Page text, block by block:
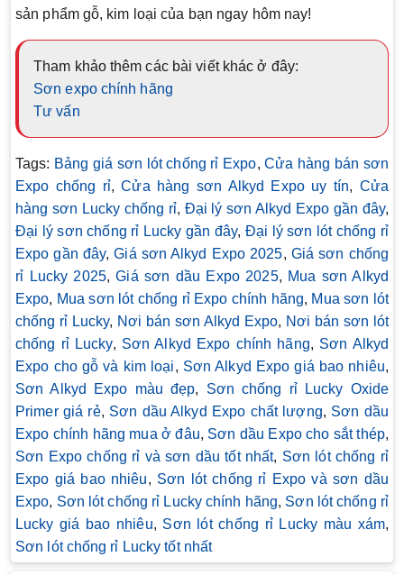
sản phẩm gỗ, kim loại của bạn ngay hôm nay!
Tham khảo thêm các bài viết khác ở đây:
Sơn expo chính hãng
Tư vấn
Tags: Bảng giá sơn lót chống rỉ Expo,Cửa hàng bán sơn
Expo chống rỉ,Cửa hàng sơn Alkyd Expo uy tín, Cửa
hàng sơn Lucky chống rỉ, Đại lý sơn Alkyd Expo gần đây,
Đại lý sơn chống rỉ Lucky gần đây, Đại lý sơn lót chống rỉ
Expo gần đây,Giá sơn Alkyd Expo 2025, Giá sơn chống
rỉ Lucky 2025,Giá sơn dầu Expo 2025, Mua sơn Alkyd
Expo, Mua sơn lót chống rỉ Expo chính hãng, Mua sơn lót
chống rỉ Lucky, Nơi bán sơn Alkyd Expo, Nơi bán sơn lót
chống rỉ Lucky, Sơn Alkyd Expo chính hãng, Sơn Alkyd
Expo cho gỗ và kim loại, Sơn Alkyd Expo giá bao nhiêu,
Sơn Alkyd Expo màu đẹp, Sơn chống rỉ Lucky Oxide
Primer giá rẻ, Sơn dầu Alkyd Expo chất lượng, Sơn dầu
Expo chính hãng mua ở đâu, Sơn dầu Expo cho sắt thép,
Sơn Expo chống rỉ và sơn dầu tốt nhất, Sơn lót chống rỉ
Expo giá bao nhiêu, Sơn lót chống rỉ Expo và sơn dầu
Expo, Sơn lót chống rỉ Lucky chính hãng, Sơn lót chống rỉ
Lucky giá bao nhiêu, Sơn lót chống rỉ Lucky màu xám,
Sơn lót chống rỉ Lucky tốt nhất